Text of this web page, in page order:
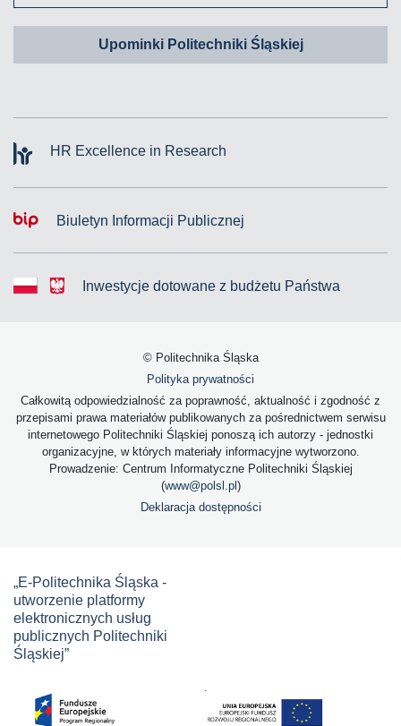
Upominki Politechniki Śląskiej
HR Excellence in Research
Biuletyn Informacji Publicznej
Inwestycje dotowane z budżetu Państwa
© Politechnika Śląska
Polityka prywatności
Całkowitą odpowiedzialność za poprawność, aktualność i zgodność z
przepisami prawa materiałów publikowanych za pośrednictwem serwisu
internetowego Politechniki Śląskiej ponoszą ich autorzy - jednostki
organizacyjne, w których materiały informacyjne wytworzono.
Prowadzenie: Centrum Informatyczne Politechniki Śląskiej
(www@polsl.pl )
Deklaracja dostępności
„E-Politechnika Śląska -
utworzenie platformy
elektronicznych usług
publicznych Politechniki
Śląskiej”